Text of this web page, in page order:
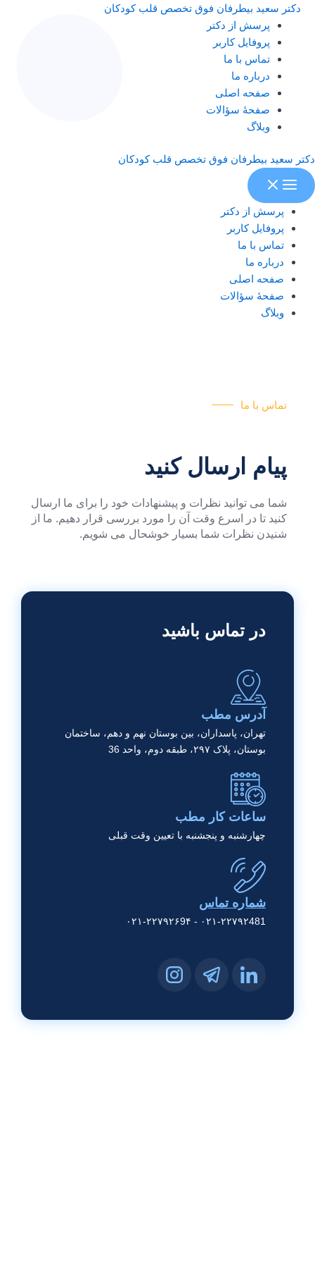
پرشدکتر سعید بیطرفان فوق تخصص قلب کودکان
پرسش از دکتر
پروفایل کاربر
تماس با ما
درباره ما
صفحه اصلی
صفحۀ سؤالات
وبلاگ
دکتر سعید بیطرفان فوق تخصص قلب کودکان
Main
Menu
پرسش از دکتر
پروفایل کاربر
تماس با ما
درباره ما
صفحه اصلی
صفحۀ سؤالات
وبلاگ
تماس با ما
پیام ارسال کنید
شما می توانید نظرات و پیشنهادات خود را برای ما ارسال
کنید تا در اسرع وقت آن را مورد بررسی قرار دهیم. ما از
شنیدن نظرات شما بسیار خوشحال می شویم.
در تماس باشید
آدرس مطب
تهران، پاسداران، بین بوستان نهم و دهم، ساختمان
بوستان، پلاک ۲۹۷، طبقه دوم، واحد 36
ساعات کار مطب
چهارشنبه و پنجشنبه با تعیین وقت قبلی
شماره تماس
۰۲۱-۲۲۷۹۲481 - ۰۲۱-۲۲۷۹۲۶9۴